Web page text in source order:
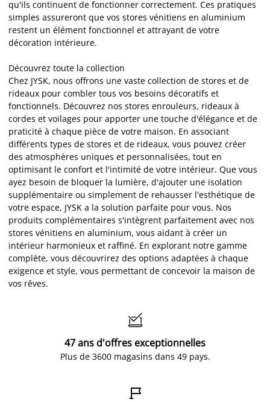
qu'ils continuent de fonctionner correctement. Ces pratiques
simples assureront que vos stores vénitiens en aluminium
restent un élément fonctionnel et attrayant de votre
décoration intérieure.
Découvrez toute la collection
Chez JYSK, nous offrons une vaste collection de stores et de
rideaux pour combler tous vos besoins décoratifs et
fonctionnels. Découvrez nos stores enrouleurs, rideaux à
cordes et voilages pour apporter une touche d'élégance et de
praticité à chaque pièce de votre maison. En associant
différents types de stores et de rideaux, vous pouvez créer
des atmosphères uniques et personnalisées, tout en
optimisant le confort et l'intimité de votre intérieur. Que vous
ayez besoin de bloquer la lumière, d'ajouter une isolation
supplémentaire ou simplement de rehausser l'esthétique de
votre espace, JYSK a la solution parfaite pour vous. Nos
produits complémentaires s'intègrent parfaitement avec nos
stores vénitiens en aluminium, vous aidant à créer un
intérieur harmonieux et raffiné. En explorant notre gamme
complète, vous découvrirez des options adaptées à chaque
exigence et style, vous permettant de concevoir la maison de
vos rêves.

47 ans d'offres exceptionnelles
Plus de 3600 magasins dans 49 pays.
